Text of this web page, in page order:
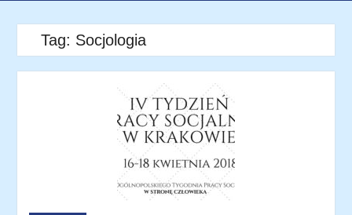
Tag: Socjologia